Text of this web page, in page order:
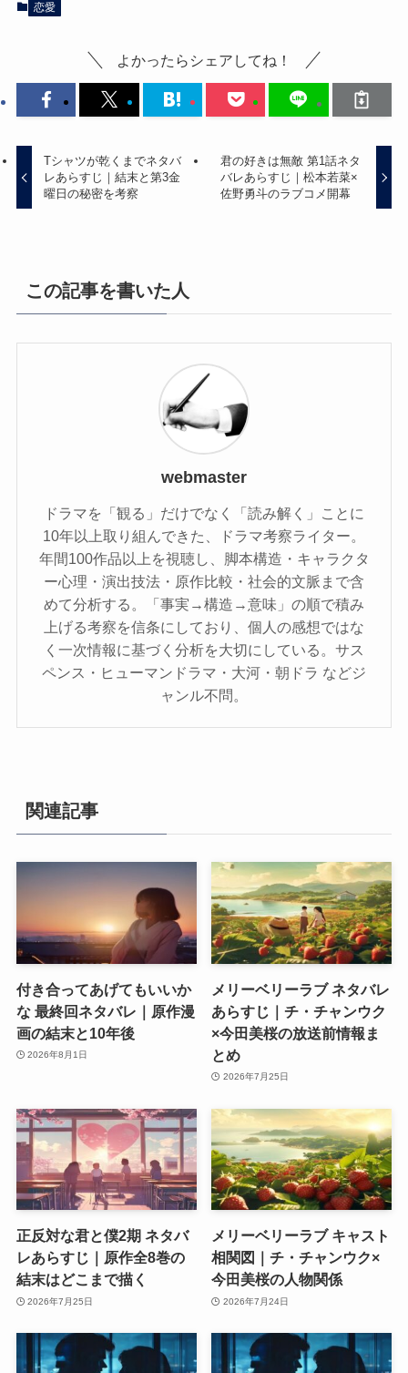
恋愛
よかったらシェアしてね！
Tシャツが乾くまでネタバ
レあらすじ｜結末と第3金
曜日の秘密を考察
君の好きは無敵 第1話ネタ
バレあらすじ｜松本若菜×
佐野勇斗のラブコメ開幕
この記事を書いた人
webmaster
ドラマを「観る」だけでなく「読み解く」ことに
10年以上取り組んできた、ドラマ考察ライター。
年間100作品以上を視聴し、脚本構造・キャラクタ
ー心理・演出技法・原作比較・社会的文脈まで含
めて分析する。「事実→構造→意味」の順で積み
上げる考察を信条にしており、個人の感想ではな
く一次情報に基づく分析を大切にしている。サス
ペンス・ヒューマンドラマ・大河・朝ドラ などジ
ャンル不問。
関連記事
付き合ってあげてもいいか
な 最終回ネタバレ｜原作漫
画の結末と10年後
2026年8月1日
メリーベリーラブ ネタバレ
あらすじ｜チ・チャンウク
×今田美桜の放送前情報ま
とめ
2026年7月25日
正反対な君と僕2期 ネタバ
レあらすじ｜原作全8巻の
結末はどこまで描く
2026年7月25日
メリーベリーラブ キャスト
相関図｜チ・チャンウク×
今田美桜の人物関係
2026年7月24日